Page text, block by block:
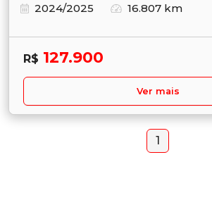
2024/2025
16.807 km
R$ 127.900
Ver mais
1